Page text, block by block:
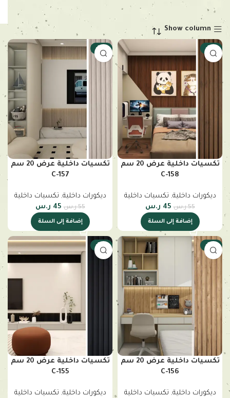
Show column
-18%
تكسيات داخلية عرض 20 سم
C-158
ديكورات داخلية, تكسيات داخلية
55 ر.س 45 ر.س
إضافة إلى السلة
-18%
تكسيات داخلية عرض 20 سم
C-157
ديكورات داخلية, تكسيات داخلية
55 ر.س 45 ر.س
إضافة إلى السلة
-18%
تكسيات داخلية عرض 20 سم
C-156
ديكورات داخلية, تكسيات داخلية
-18%
تكسيات داخلية عرض 20 سم
C-155
ديكورات داخلية, تكسيات داخلية